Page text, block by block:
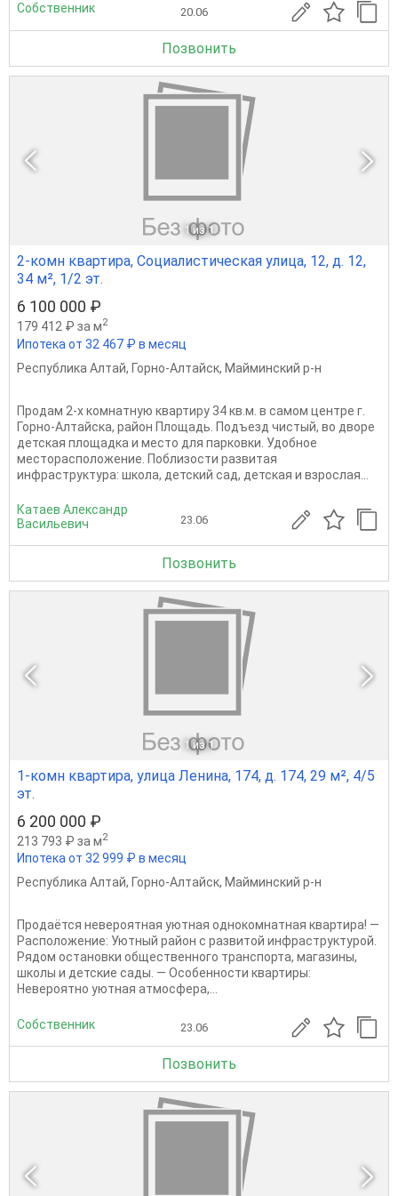
Собственник 20.06
Позвонить
1 из 1
2-комн квартира, Социалистическая улица, 12, д. 12,
34 м², 1/2 эт.
6 100 000 ₽
179 412 ₽ за м2
Ипотека от 32 467 ₽ в месяц
Республика Алтай, Горно-Алтайск, Майминский р-н
Продам 2-х комнатную квартиру 34 кв.м. в самом центре г.
Горно-Алтайска, район Площадь. Подъезд чистый, во дворе
детская площадка и место для парковки. Удобное
мecтopacпoлoжение. Поблизости развитая
инфраструктура: школа, детский сад, детская и взрослая...
Катаев Александр
Васильевич
23.06
Позвонить
1 из 1
1-комн квартира, улица Ленина, 174, д. 174, 29 м², 4/5
эт.
6 200 000 ₽
213 793 ₽ за м2
Ипотека от 32 999 ₽ в месяц
Республика Алтай, Горно-Алтайск, Майминский р-н
Продаётся невероятная уютная однокомнатная квартира! —
Расположение: Уютный район с развитой инфраструктурой.
Рядом остановки общественного транспорта, магазины,
школы и детские сады. — Особенности квартиры:
Невероятно уютная атмосфера,...
Собственник 23.06
Позвонить